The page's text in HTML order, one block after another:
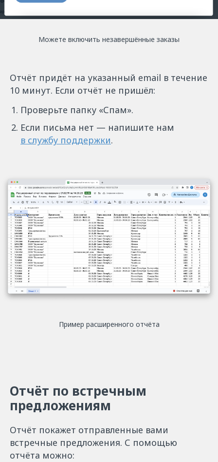
Можете включить незавершённые заказы
Отчёт придёт на указанный email в течение
10 минут. Если отчёт не пришёл:
Проверьте папку «Спам».
Если письма нет — напишите нам
в службу поддержки.
Пример расширенного отчёта
Отчёт по встречным
предложениям
Отчёт покажет отправленные вами
встречные предложения. С помощью
отчёта можно: